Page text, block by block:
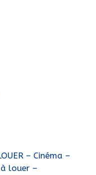
– Cinéma –
louer –